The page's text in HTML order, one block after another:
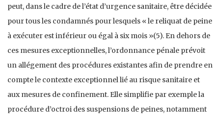
peut, dans le cadre de l’état d’urgence sanitaire, être décidée
pour tous les condamnés pour lesquels « le reliquat de peine
à exécuter est inférieur ou égal à six mois »(5). En dehors de
ces mesures exceptionnelles, l’ordonnance pénale prévoit
un allégement des procédures existantes afin de prendre en
compte le contexte exceptionnel lié au risque sanitaire et
aux mesures de confinement. Elle simplifie par exemple la
procédure d’octroi des suspensions de peines, notamment